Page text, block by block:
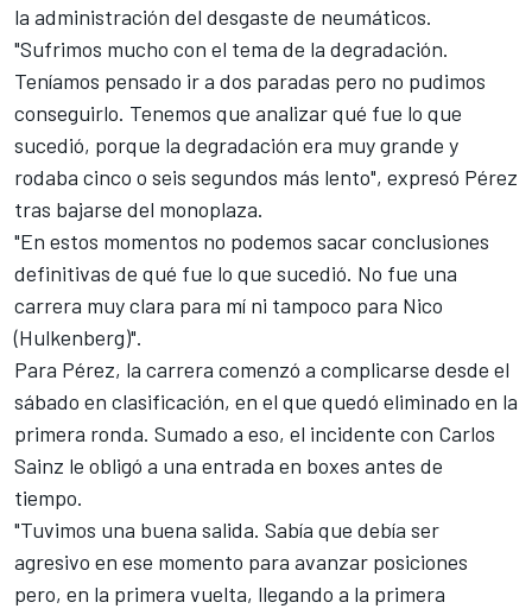
la administración del desgaste de neumáticos.
"Sufrimos mucho con el tema de la degradación.
Teníamos pensado ir a dos paradas pero no pudimos
conseguirlo. Tenemos que analizar qué fue lo que
sucedió, porque la degradación era muy grande y
rodaba cinco o seis segundos más lento", expresó Pérez
tras bajarse del monoplaza.
"En estos momentos no podemos sacar conclusiones
definitivas de qué fue lo que sucedió. No fue una
carrera muy clara para mí ni tampoco para Nico
(Hulkenberg)".
Para Pérez, la carrera comenzó a complicarse desde el
sábado en clasificación, en el que quedó eliminado en la
primera ronda. Sumado a eso, el incidente con Carlos
Sainz le obligó a una entrada en boxes antes de
tiempo.
"Tuvimos una buena salida. Sabía que debía ser
agresivo en ese momento para avanzar posiciones
pero, en la primera vuelta, llegando a la primera